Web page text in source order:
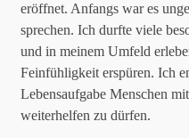
eröffnet. Anfangs war es
sprechen. Ich durfte viele
und in meinem Umfeld
Feinfühligkeit erspüren. Ich
Lebensaufgabe Menschen
weiterhelfen zu dürfen.